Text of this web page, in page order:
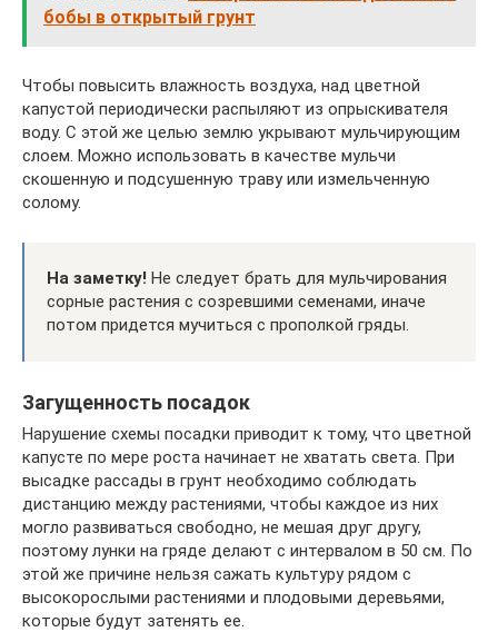
бобы в открытый грунт
Чтобы повысить влажность воздуха, над цветной
капустой периодически распыляют из опрыскивателя
воду. С этой же целью землю укрывают мульчирующим
слоем. Можно использовать в качестве мульчи
скошенную и подсушенную траву или измельченную
солому.
На заметку! Не следует брать для мульчирования
сорные растения с созревшими семенами, иначе
потом придется мучиться с прополкой гряды.
Загущенность посадок
Нарушение схемы посадки приводит к тому, что цветной
капусте по мере роста начинает не хватать света. При
высадке рассады в грунт необходимо соблюдать
дистанцию между растениями, чтобы каждое из них
могло развиваться свободно, не мешая друг другу,
поэтому лунки на гряде делают с интервалом в 50 см. По
этой же причине нельзя сажать культуру рядом с
высокорослыми растениями и плодовыми деревьями,
которые будут затенять ее.